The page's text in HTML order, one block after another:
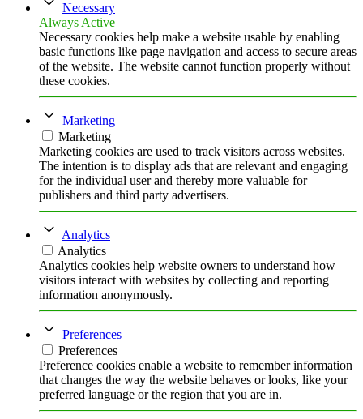
Necessary
Always Active
Necessary cookies help make a website usable by enabling
basic functions like page navigation and access to secure areas
of the website. The website cannot function properly without
these cookies.
Marketing
Marketing
Marketing cookies are used to track visitors across websites.
The intention is to display ads that are relevant and engaging
for the individual user and thereby more valuable for
publishers and third party advertisers.
Analytics
Analytics
Analytics cookies help website owners to understand how
visitors interact with websites by collecting and reporting
information anonymously.
Preferences
Preferences
Preference cookies enable a website to remember information
that changes the way the website behaves or looks, like your
preferred language or the region that you are in.